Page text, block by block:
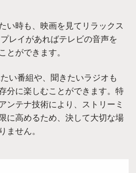
い時も、映画を見てリラックス
レイがあればテレビの音声を
とができます。
い番組や、聞きたいラジオも
分に楽しむことができます。特
ンテナ技術により、ストリーミ
に高めるため、決して大切な場
ません。